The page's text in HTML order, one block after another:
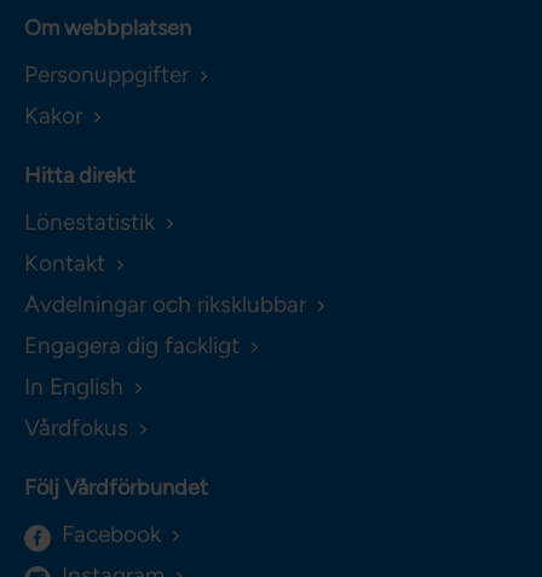
Om webbplatsen
Personuppgifter
Kakor
Hitta direkt
Lönestatistik
Kontakt
Avdelningar och riksklubbar
Engagera dig fackligt
In English
Vårdfokus
Följ Vårdförbundet
Facebook